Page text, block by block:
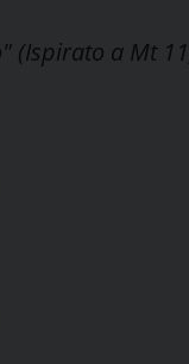
(Ispirato a Mt